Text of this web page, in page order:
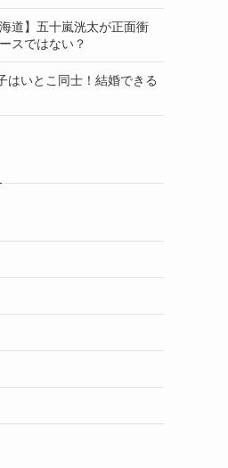
道】五十嵐洸太が正面衝
スではない？
はいとこ同士！結婚できる